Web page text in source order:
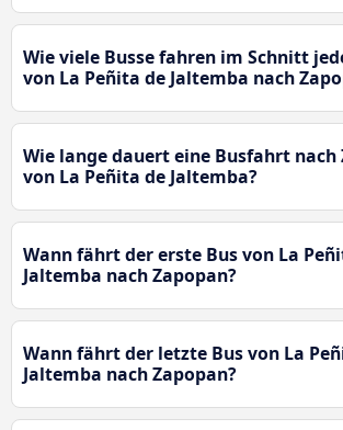
Wie viele Busse fahren im Schnitt
von La Peñita de Jaltemba nach
Wie lange dauert eine Busfahrt nach
von La Peñita de Jaltemba?
Wann fährt der erste Bus von La
Jaltemba nach Zapopan?
Wann fährt der letzte Bus von La
Jaltemba nach Zapopan?